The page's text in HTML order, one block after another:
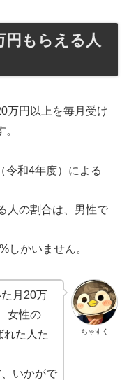
円もらえる人
万円以上を毎月受け
令和4年度）による
人の割合は、男性で
しかいません。
ちゃすく
月20万
女性の
れた人た
いかがで